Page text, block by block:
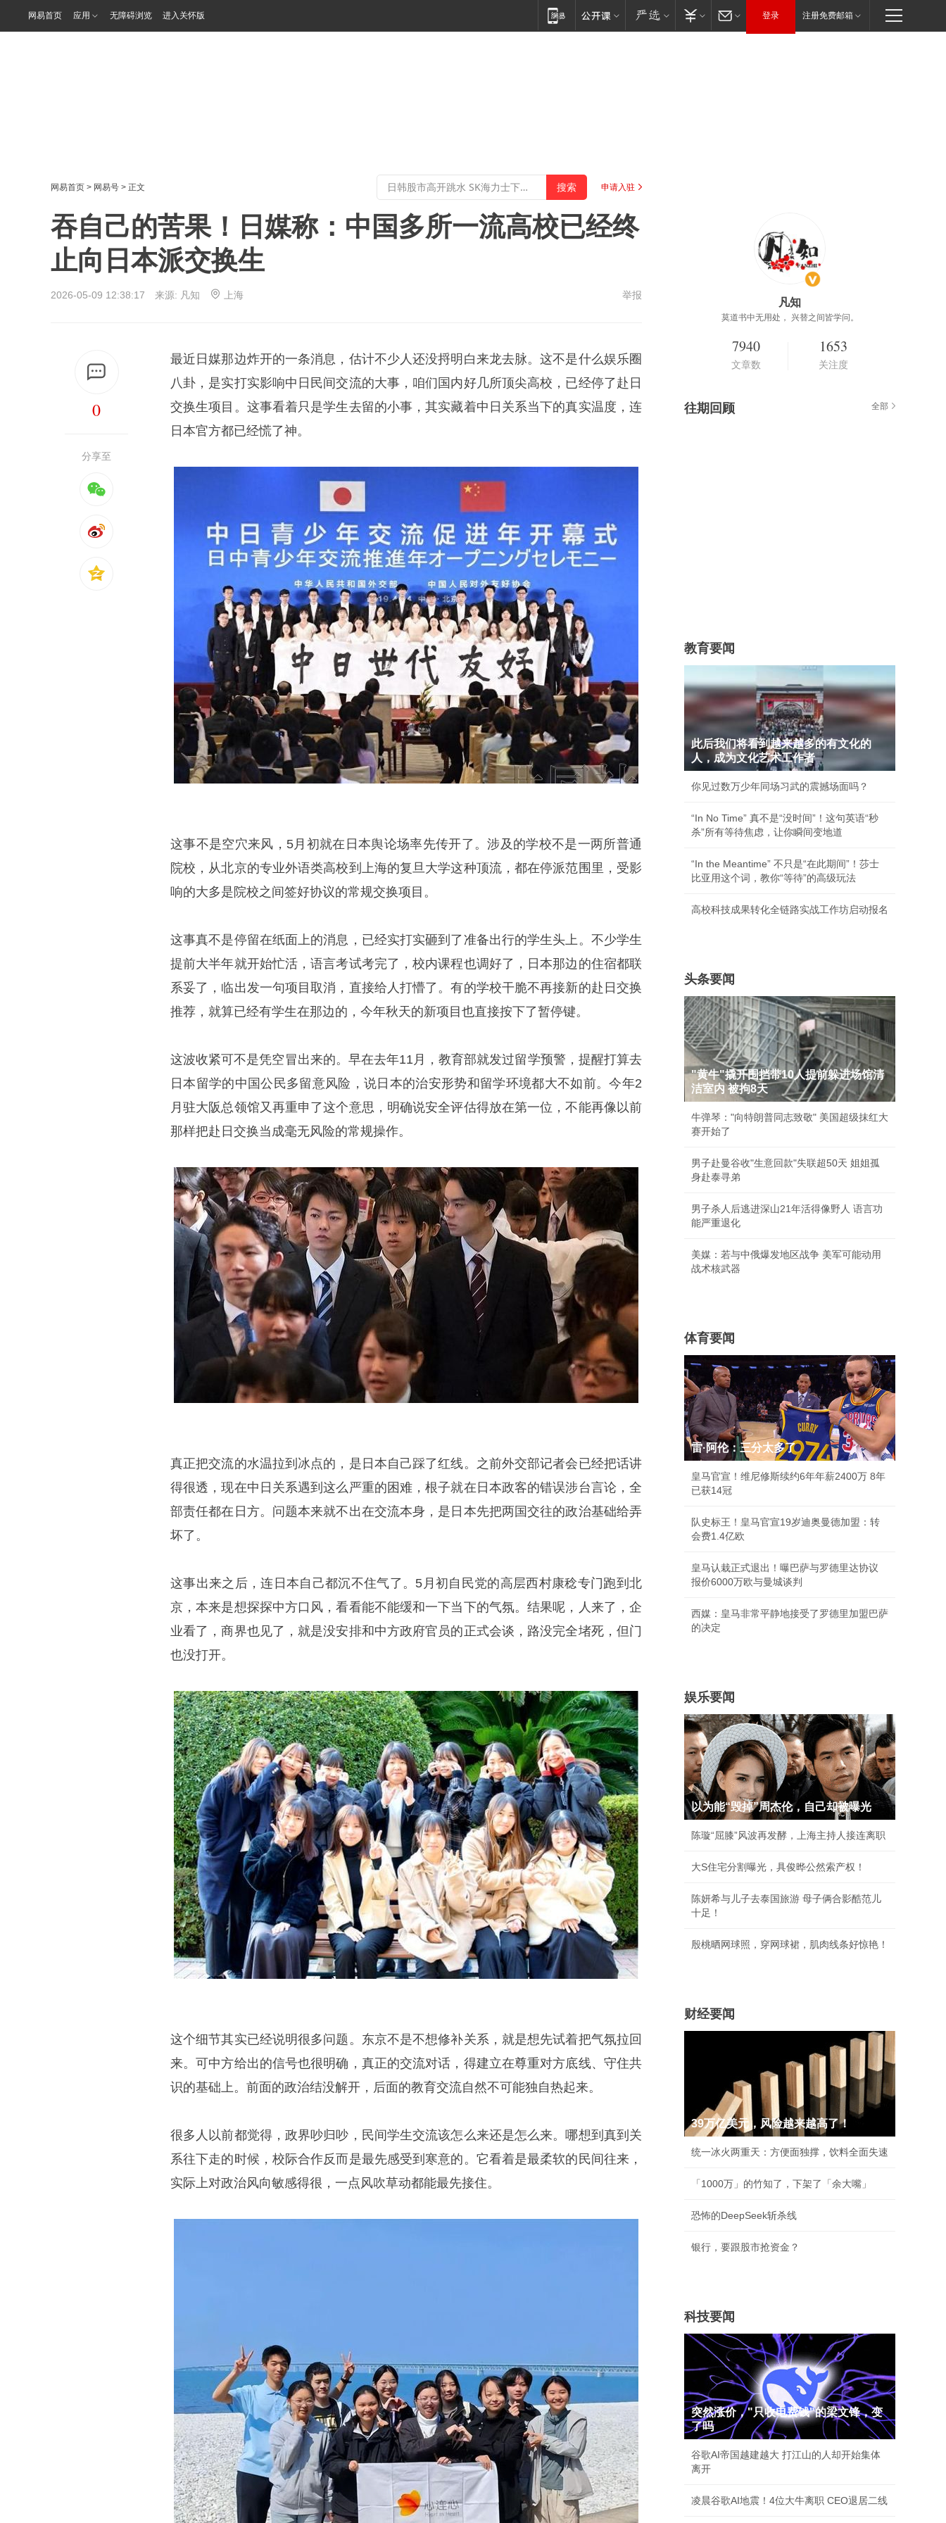
网易首页 应用 无障碍浏览 进入关怀版 登录 注册免费邮箱
网易首页 > 网易号 > 正文 申请入驻
吞自己的苦果！日媒称：中国多所一流高校已经终
止向日本派交换生
2026-05-09 12:38:17 来源: 凡知 上海 举报
0
分享至
最近日媒那边炸开的一条消息，估计不少人还没捋明白来龙去脉。这不是什么娱乐圈
八卦，是实打实影响中日民间交流的大事，咱们国内好几所顶尖高校，已经停了赴日
交换生项目。这事看着只是学生去留的小事，其实藏着中日关系当下的真实温度，连
日本官方都已经慌了神。
这事不是空穴来风，5月初就在日本舆论场率先传开了。涉及的学校不是一两所普通
院校，从北京的专业外语类高校到上海的复旦大学这种顶流，都在停派范围里，受影
响的大多是院校之间签好协议的常规交换项目。
这事真不是停留在纸面上的消息，已经实打实砸到了准备出行的学生头上。不少学生
提前大半年就开始忙活，语言考试考完了，校内课程也调好了，日本那边的住宿都联
系妥了，临出发一句项目取消，直接给人打懵了。有的学校干脆不再接新的赴日交换
推荐，就算已经有学生在那边的，今年秋天的新项目也直接按下了暂停键。
这波收紧可不是凭空冒出来的。早在去年11月，教育部就发过留学预警，提醒打算去
日本留学的中国公民多留意风险，说日本的治安形势和留学环境都大不如前。今年2
月驻大阪总领馆又再重申了这个意思，明确说安全评估得放在第一位，不能再像以前
那样把赴日交换当成毫无风险的常规操作。
真正把交流的水温拉到冰点的，是日本自己踩了红线。之前外交部记者会已经把话讲
得很透，现在中日关系遇到这么严重的困难，根子就在日本政客的错误涉台言论，全
部责任都在日方。问题本来就不出在交流本身，是日本先把两国交往的政治基础给弄
坏了。
这事出来之后，连日本自己都沉不住气了。5月初自民党的高层西村康稔专门跑到北
京，本来是想探探中方口风，看看能不能缓和一下当下的气氛。结果呢，人来了，企
业看了，商界也见了，就是没安排和中方政府官员的正式会谈，路没完全堵死，但门
也没打开。
这个细节其实已经说明很多问题。东京不是不想修补关系，就是想先试着把气氛拉回
来。可中方给出的信号也很明确，真正的交流对话，得建立在尊重对方底线、守住共
识的基础上。前面的政治结没解开，后面的教育交流自然不可能独自热起来。
很多人以前都觉得，政界吵归吵，民间学生交流该怎么来还是怎么来。哪想到真到关
系往下走的时候，校际合作反而是最先感受到寒意的。它看着是最柔软的民间往来，
实际上对政治风向敏感得很，一点风吹草动都能最先接住。
凡知
莫道书中无用处， 兴替之间皆学问。
7940
文章数
1653
关注度
往期回顾 全部
教育要闻
此后我们将看到越来越多的有文化的
人，成为文化艺术工作者
你见过数万少年同场习武的震撼场面吗？
“In No Time” 真不是“没时间”！这句英语“秒
杀”所有等待焦虑，让你瞬间变地道
“In the Meantime” 不只是“在此期间”！莎士
比亚用这个词，教你“等待”的高级玩法
高校科技成果转化全链路实战工作坊启动报名
头条要闻
"黄牛"撬开围挡带10人提前躲进场馆清
洁室内 被拘8天
牛弹琴："向特朗普同志致敬" 美国超级抹红大
赛开始了
男子赴曼谷收"生意回款"失联超50天 姐姐孤
身赴泰寻弟
男子杀人后逃进深山21年活得像野人 语言功
能严重退化
美媒：若与中俄爆发地区战争 美军可能动用
战术核武器
体育要闻
雷·阿伦：三分太多了
皇马官宣！维尼修斯续约6年年薪2400万 8年
已获14冠
队史标王！皇马官宣19岁迪奥曼德加盟：转
会费1.4亿欧
皇马认栽正式退出！曝巴萨与罗德里达协议
报价6000万欧与曼城谈判
西媒：皇马非常平静地接受了罗德里加盟巴萨
的决定
娱乐要闻
以为能“毁掉”周杰伦，自己却被曝光
陈璇“屈膝”风波再发酵，上海主持人接连离职
大S住宅分割曝光，具俊晔公然索产权！
陈妍希与儿子去泰国旅游 母子俩合影酷范儿
十足！
殷桃晒网球照，穿网球裙，肌肉线条好惊艳！
财经要闻
39万亿美元，风险越来越高了！
统一冰火两重天：方便面独撑，饮料全面失速
「1000万」的竹知了，下架了「余大嘴」
恐怖的DeepSeek斩杀线
银行，要跟股市抢资金？
科技要闻
突然涨价，"只收电费钱"的梁文锋，变
了吗
谷歌AI帝国越建越大 打江山的人却开始集体
离开
凌晨谷歌AI地震！4位大牛离职 CEO退居二线